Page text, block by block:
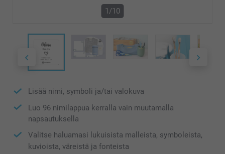
1/10
Lisää nimi, symboli ja/tai valokuva
Luo 96 nimilappua kerralla vain muutamalla
napsautuksella
Valitse haluamasi lukuisista malleista, symboleista,
kuvioista, väreistä ja fonteista